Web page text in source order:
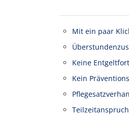
Mit ein paar
Keine
Kein